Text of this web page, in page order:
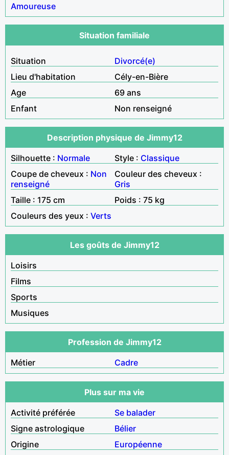
Amoureuse
Situation familiale
Situation
Divorcé(e)
Lieu d'habitation
Cély-en-Bière
Age
69 ans
Enfant
Non renseigné
Description physique de Jimmy12
Silhouette : Normale Style : Classique
Coupe de cheveux : Non
renseigné
Couleur des cheveux :
Gris
Taille : 175 cm
Poids : 75 kg
Couleurs des yeux : Verts
Les goûts de Jimmy12
Loisirs
Films
Sports
Musiques
Profession de Jimmy12
Métier
Cadre
Plus sur ma vie
Activité préférée
Se balader
Signe astrologique
Bélier
Origine
Européenne